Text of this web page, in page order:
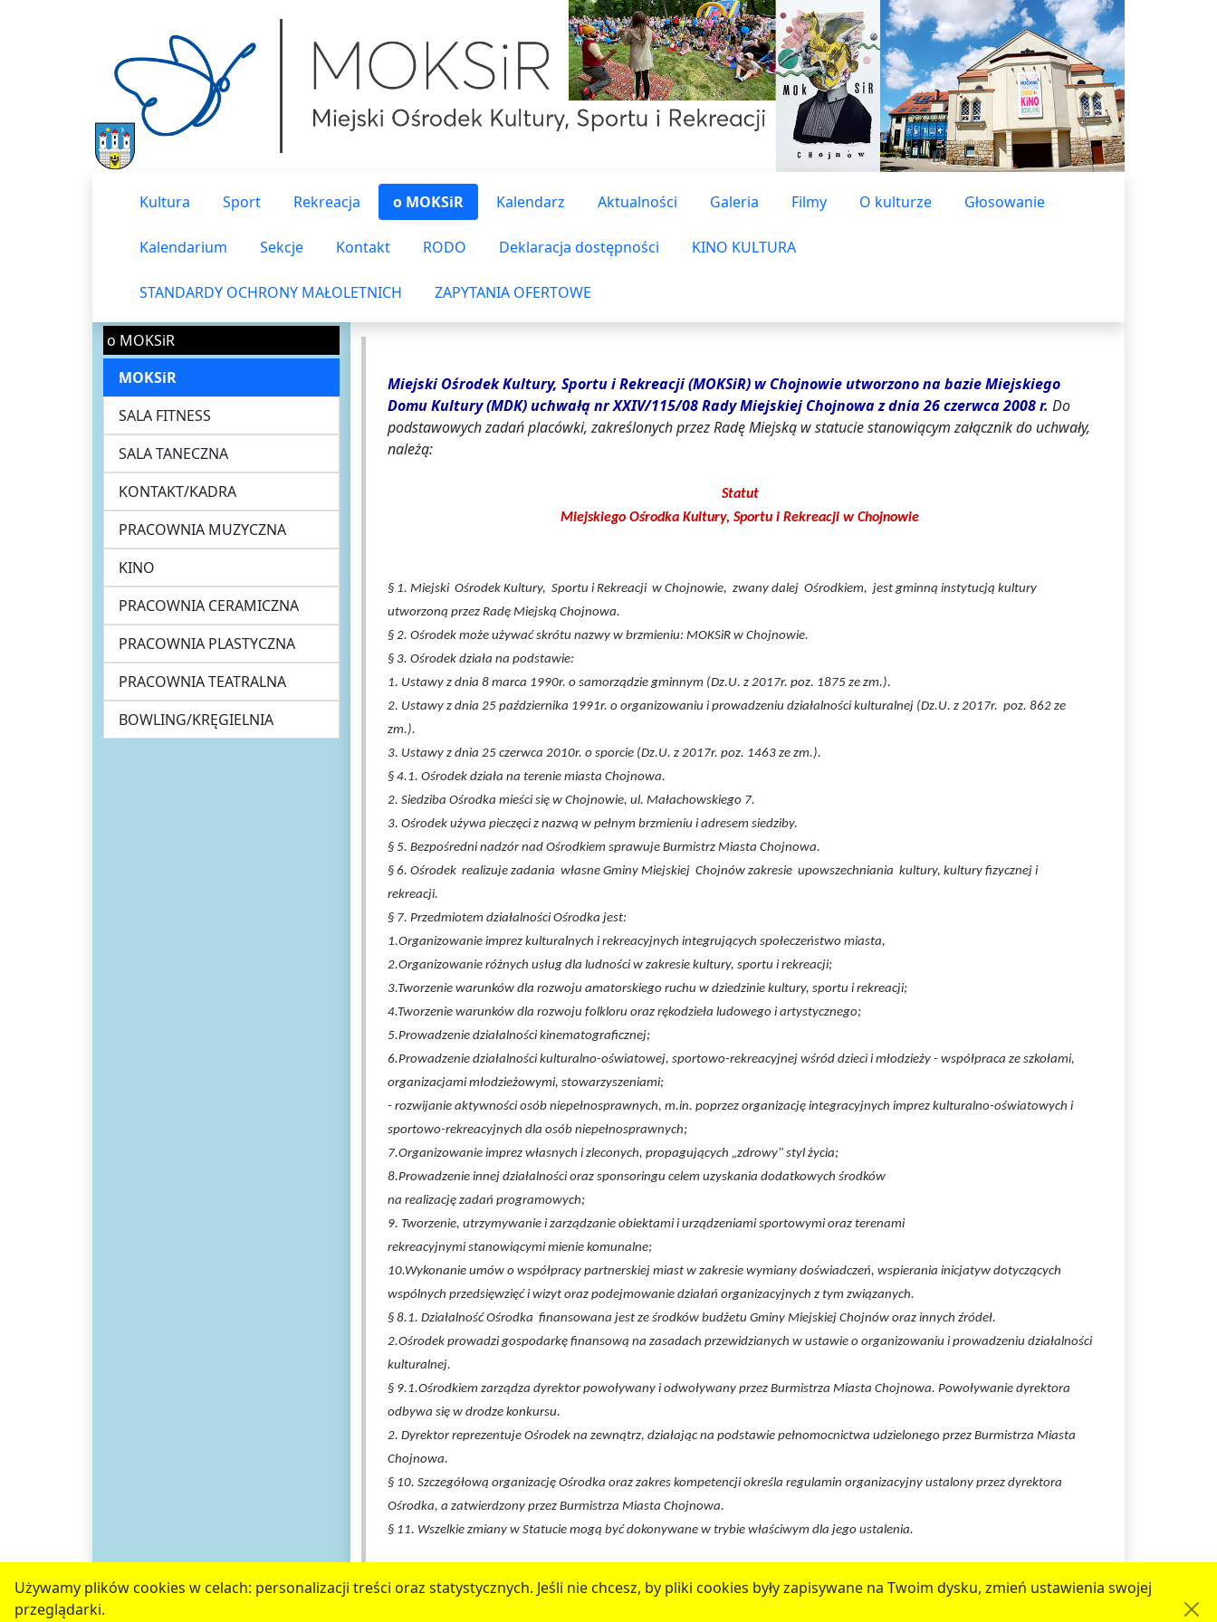
Używamy plików cookies w celach: personalizacji treści oraz statystycznych. Jeśli nie chcesz, by pliki cookies były zapisywane na Twoim dysku, zmień ustawienia swojej
przeglądarki.
Kultura Sport Rekreacja o MOKSiR Kalendarz Aktualności Galeria Filmy O kulturze Głosowanie
Kalendarium Sekcje Kontakt RODO Deklaracja dostępności KINO KULTURA
STANDARDY OCHRONY MAŁOLETNICH ZAPYTANIA OFERTOWE
o MOKSiR
MOKSiR
SALA FITNESS
SALA TANECZNA
KONTAKT/KADRA
PRACOWNIA MUZYCZNA
KINO
PRACOWNIA CERAMICZNA
PRACOWNIA PLASTYCZNA
PRACOWNIA TEATRALNA
BOWLING/KRĘGIELNIA
Miejski Ośrodek Kultury, Sportu i Rekreacji (MOKSiR) w Chojnowie utworzono na bazie Miejskiego
Domu Kultury (MDK) uchwałą nr XXIV/115/08 Rady Miejskiej Chojnowa z dnia 26 czerwca 2008 r. Do
podstawowych zadań placówki, zakreślonych przez Radę Miejską w statucie stanowiącym załącznik do uchwały,
należą:
Statut
Miejskiego Ośrodka Kultury, Sportu i Rekreacji w Chojnowie
§ 1. Miejski Ośrodek Kultury, Sportu i Rekreacji w Chojnowie, zwany dalej Ośrodkiem, jest gminną instytucją kultury
utworzoną przez Radę Miejską Chojnowa.
§ 2. Ośrodek może używać skrótu nazwy w brzmieniu: MOKSiR w Chojnowie.
§ 3. Ośrodek działa na podstawie:
1. Ustawy z dnia 8 marca 1990r. o samorządzie gminnym (Dz.U. z 2017r. poz. 1875 ze zm.).
2. Ustawy z dnia 25 października 1991r. o organizowaniu i prowadzeniu działalności kulturalnej (Dz.U. z 2017r. poz. 862 ze
zm.).
3. Ustawy z dnia 25 czerwca 2010r. o sporcie (Dz.U. z 2017r. poz. 1463 ze zm.).
§ 4.1. Ośrodek działa na terenie miasta Chojnowa.
2. Siedziba Ośrodka mieści się w Chojnowie, ul. Małachowskiego 7.
3. Ośrodek używa pieczęci z nazwą w pełnym brzmieniu i adresem siedziby.
§ 5. Bezpośredni nadzór nad Ośrodkiem sprawuje Burmistrz Miasta Chojnowa.
§ 6. Ośrodek realizuje zadania własne Gminy Miejskiej Chojnów zakresie upowszechniania kultury, kultury fizycznej i
rekreacji.
§ 7. Przedmiotem działalności Ośrodka jest:
1.Organizowanie imprez kulturalnych i rekreacyjnych integrujących społeczeństwo miasta,
2.Organizowanie różnych usług dla ludności w zakresie kultury, sportu i rekreacji;
3.Tworzenie warunków dla rozwoju amatorskiego ruchu w dziedzinie kultury, sportu i rekreacji;
4.Tworzenie warunków dla rozwoju folkloru oraz rękodzieła ludowego i artystycznego;
5.Prowadzenie działalności kinematograficznej;
6.Prowadzenie działalności kulturalno-oświatowej, sportowo-rekreacyjnej wśród dzieci i młodzieży - współpraca ze szkołami,
organizacjami młodzieżowymi, stowarzyszeniami;
- rozwijanie aktywności osób niepełnosprawnych, m.in. poprzez organizację integracyjnych imprez kulturalno-oświatowych i
sportowo-rekreacyjnych dla osób niepełnosprawnych;
7.Organizowanie imprez własnych i zleconych, propagujących „zdrowy" styl życia;
8.Prowadzenie innej działalności oraz sponsoringu celem uzyskania dodatkowych środków
na realizację zadań programowych;
9. Tworzenie, utrzymywanie i zarządzanie obiektami i urządzeniami sportowymi oraz terenami
rekreacyjnymi stanowiącymi mienie komunalne;
10.Wykonanie umów o współpracy partnerskiej miast w zakresie wymiany doświadczeń, wspierania inicjatyw dotyczących
wspólnych przedsięwzięć i wizyt oraz podejmowanie działań organizacyjnych z tym związanych.
§ 8.1. Działalność Ośrodka finansowana jest ze środków budżetu Gminy Miejskiej Chojnów oraz innych źródeł.
2.Ośrodek prowadzi gospodarkę finansową na zasadach przewidzianych w ustawie o organizowaniu i prowadzeniu działalności
kulturalnej.
§ 9.1.Ośrodkiem zarządza dyrektor powoływany i odwoływany przez Burmistrza Miasta Chojnowa. Powoływanie dyrektora
odbywa się w drodze konkursu.
2. Dyrektor reprezentuje Ośrodek na zewnątrz, działając na podstawie pełnomocnictwa udzielonego przez Burmistrza Miasta
Chojnowa.
§ 10. Szczegółową organizację Ośrodka oraz zakres kompetencji określa regulamin organizacyjny ustalony przez dyrektora
Ośrodka, a zatwierdzony przez Burmistrza Miasta Chojnowa.
§ 11. Wszelkie zmiany w Statucie mogą być dokonywane w trybie właściwym dla jego ustalenia.
serwis jest częścią portalu miejskiego www.chojnow.eu przygotowanego przez MEDIART CMS ) © przy współudziale
Urzędu Miejskiego w